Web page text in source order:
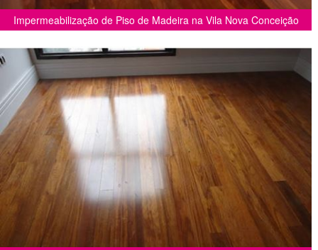
Impermeabilização de Piso de Madeira na Vila Nova Conceição